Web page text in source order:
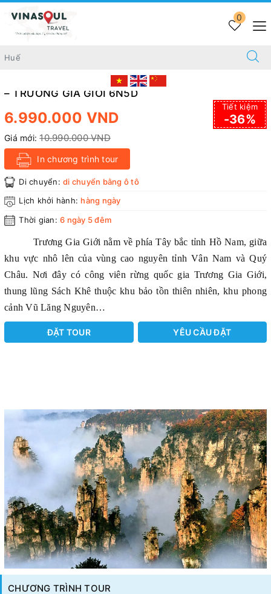
0
Trang chủ
TRUNG QUỐC
HÀ NỘI - NAM NINH– PHÙ DUNG TRẤN – PHƯỢNG HOÀNG
CHƯƠNG TRÌNH TOUR
PHƯỢNG HOÀNG CỔ TRẤN – THIÊN MÔN SƠN
– TRƯƠNG GIA GIỚI 6N5D
6.990.000 VND
Giá mới:10.990.000 VND
Tiết kiệm
-36%
In chương trình tour
Di chuyển: di chuyển bằng ô tô
Lịch khởi hành: hàng ngày
Thời gian: 6 ngày 5 đêm
Trương Gia Giới nằm về phíaTây bắc tỉnh Hồ Nam, giữa
khu vực nhô lên của vùng cao nguyên tỉnhVân Nam và Quý
Châu. Nơi đây có công viên rừng quốc gia Trương Gia Giới,
thung lũng Sách Khê thuộc khu bảo tồn thiên nhiên, khu phong
cảnh Vũ Lăng Nguyên…
ĐẶT TOUR YÊU CẦU ĐẶT